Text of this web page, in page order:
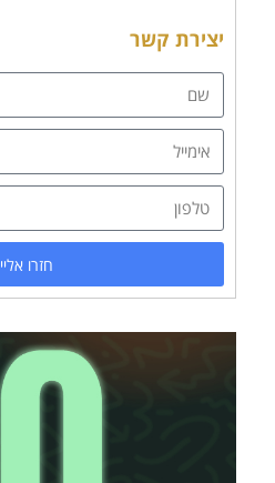
יצירת קשר
חזרו אליי